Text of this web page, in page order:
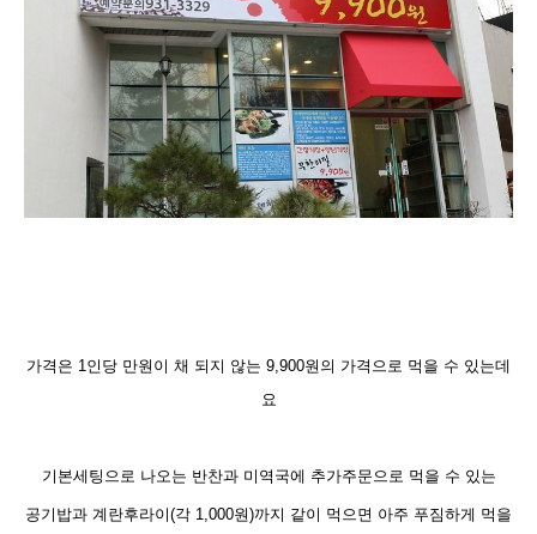
가격은 1인당 만원이 채 되지 않는 9,900원의 가격 으로 먹을 수 있는데
요
기본세팅으로 나오는 반찬과 미역국에 추가주문으로 먹을 수 있는
공기밥과 계란후라이(각 1,000원)까지 같이 먹으면 아주 푸짐하게 먹을